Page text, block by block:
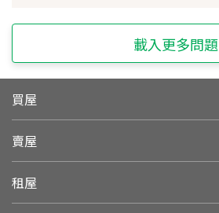
載入更多問題
買屋
賣屋
租屋